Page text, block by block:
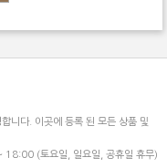
니다. 이곳에 등록 된 모든 상품 및
(토요일, 일요일, 공휴일 휴무)